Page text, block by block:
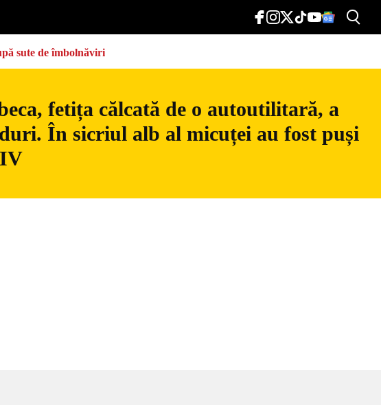
sute de îmbolnăviri
fetița călcată de o autoutilitară, a
În sicriul alb al micuței au fost puși